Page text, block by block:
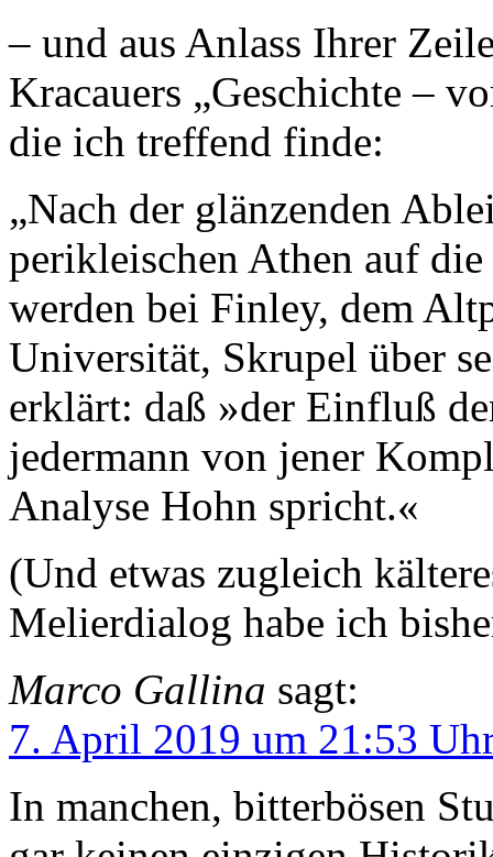
– und aus Anlass Ihrer
Kracauers „Geschichte –
die ich treffend finde:
„Nach der glänzenden
perikleischen Athen auf
werden bei Finley, dem
Universität, Skrupel über
erklärt: daß »der Einfluß
jedermann von jener
Analyse Hohn spricht.«
(Und etwas zugleich
Melierdialog habe ich
Marco Gallina sagt:
7. April 2019 um 21:53
In manchen, bitterbösen